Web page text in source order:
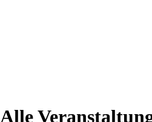
Alle